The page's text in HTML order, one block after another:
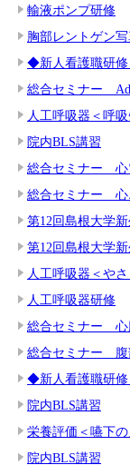
輸液ポンプ研修
胸部レントゲン
◆新人看護職研修
総合セミナー
人工呼吸器＜呼
院内BLS講習
総合セミナー 心
総合セミナー
第12回島根大学新
第12回島根大学新
人工呼吸器＜や
人工呼吸器研修
総合セミナー
総合セミナー
◆新人看護職研
院内BLS講習
栄養評価＜嚥下
院内BLS講習